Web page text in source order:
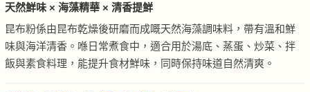
天然鮮味 × 海藻精華 × 清香提鮮
昆布粉係由昆布乾燥後研磨而成嘅天然海藻調味料，帶有溫和鮮
味與海洋清香。喺日常煮食中，適合用於湯底、蒸蛋、炒菜、拌
飯與素食料理，能提升食材鮮味，同時保持味道自然清爽。